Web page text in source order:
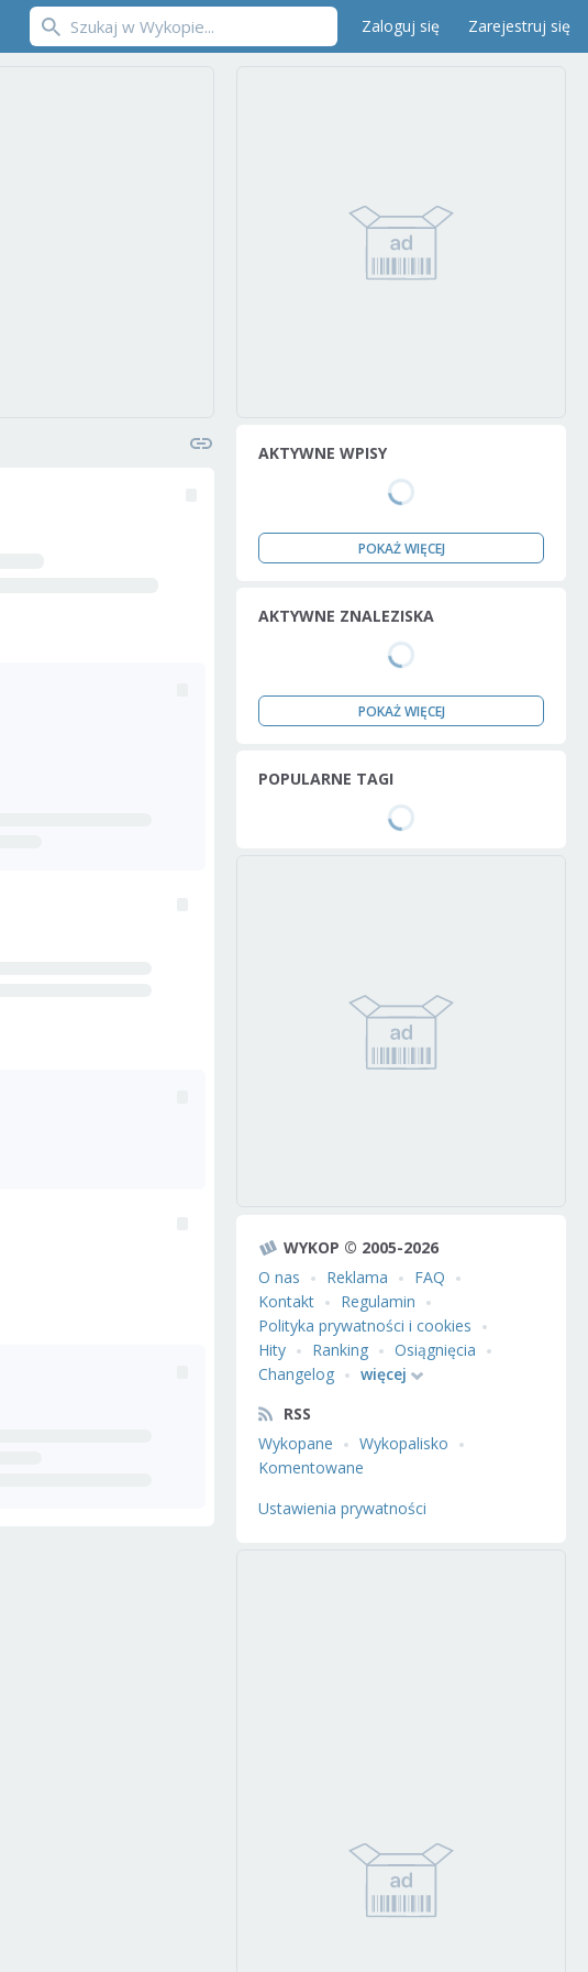
Zaloguj się Zarejestruj się
AKTYWNE WPISY
POKAŻ WIĘCEJ
AKTYWNE ZNALEZISKA
POKAŻ WIĘCEJ
POPULARNE TAGI
WYKOP © 2005-2026
O nas
Reklama
FAQ
Kontakt
Regulamin
Polityka prywatności i cookies
Hity
Ranking
Osiągnięcia
Changelog
więcej
RSS
Wykopane
Wykopalisko
Komentowane
Ustawienia prywatności